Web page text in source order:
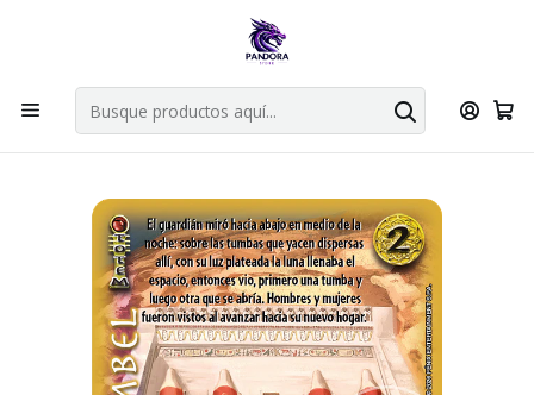
Por compras en cartas singles superiores a 49.990 el envio es
Explorar singles
Inicio Juegos de cartas TCG Mitos y Leyendas TCG
Singles Primer Bloque MYL Totem